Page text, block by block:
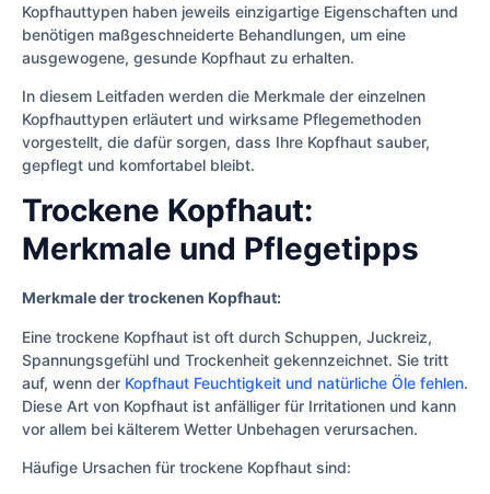
Kopfhauttypen haben jeweils einzigartige Eigenschaften und
benötigen maßgeschneiderte Behandlungen, um eine
ausgewogene, gesunde Kopfhaut zu erhalten.
In diesem Leitfaden werden die Merkmale der einzelnen
Kopfhauttypen erläutert und wirksame Pflegemethoden
vorgestellt, die dafür sorgen, dass Ihre Kopfhaut sauber,
gepflegt und komfortabel bleibt.
Trockene Kopfhaut:
Merkmale und Pflegetipps
Merkmale der trockenen Kopfhaut:
Eine trockene Kopfhaut ist oft durch Schuppen, Juckreiz,
Spannungsgefühl und Trockenheit gekennzeichnet. Sie tritt
auf, wenn der Kopfhaut Feuchtigkeit und natürliche Öle fehlen.
Diese Art von Kopfhaut ist anfälliger für Irritationen und kann
vor allem bei kälterem Wetter Unbehagen verursachen.
Häufige Ursachen für trockene Kopfhaut sind: